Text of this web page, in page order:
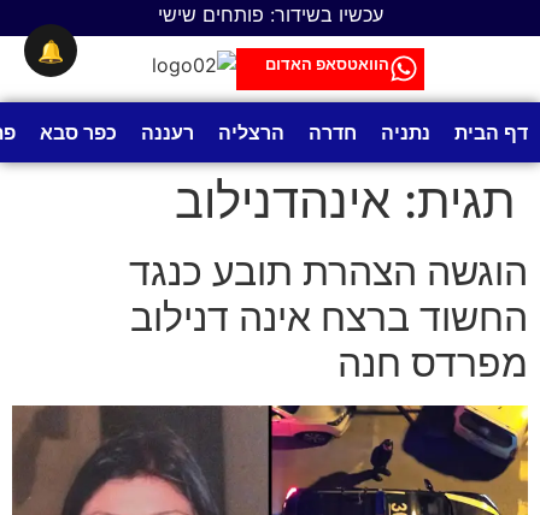
עכשיו בשידור: פותחים שישי
הוואטסאפ האדום
דף הבית נתניה חדרה הרצליה רעננה כפר סבא
תגית: אינהדנילוב
הוגשה הצהרת תובע כנגד
החשוד ברצח אינה דנילוב
מפרדס חנה
🔔